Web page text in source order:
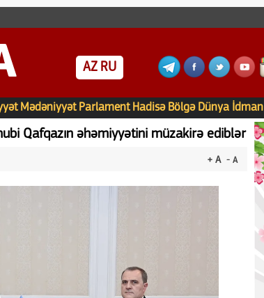
AZ RU
Mədəniyyət Parlament Hadisə Bölgə Dünya İdman
Qafqazın əhəmiyyətini müzakirə ediblər
+ A - A